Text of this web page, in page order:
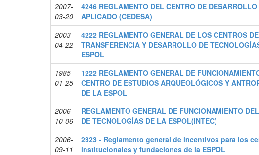
2007-
03-20
4246 REGLAMENTO DEL CENTRO DE
APLICADO (CEDESA)
2003-
04-22
4222 REGLAMENTO GENERAL DE LOS CENTROS DE
TRANSFERENCIA Y DESARROLLO DE
ESPOL
1985-
01-25
1222 REGLAMENTO GENERAL DE
CENTRO DE ESTUDIOS ARQUEOLÓGICOS Y
DE LA ESPOL
2006-
10-06
REGLAMENTO GENERAL DE FUNCIONAMIENTO
DE TECNOLOGÍAS DE LA ESPOL(INTEC)
2006-
09-11
2323 - Reglamento general de incentivos para los
institucionales y fundaciones de la ESPOL